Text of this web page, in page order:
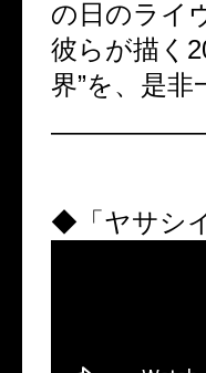
の日のライ
彼らが描く
界”を、是
◆「ヤサシ